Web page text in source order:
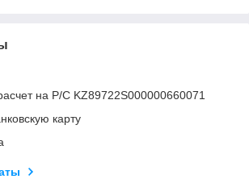
на Р/С KZ89722S000000660071
карту